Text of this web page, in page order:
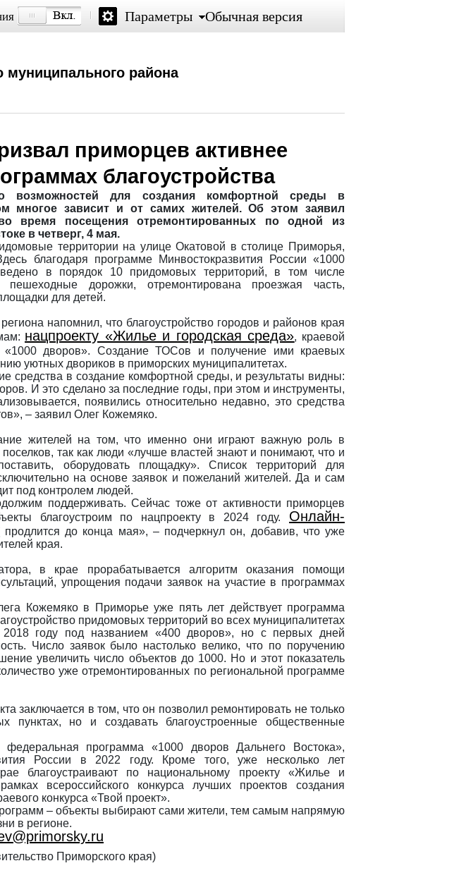
Параметры Обычная версия
муниципального района
приморцев активнее
благоустройства
возможностей для создания комфортной среды в
многое зависит и от самих жителей. Об этом заявил
время посещения отремонтированных по одной из
в четверг, 4 мая.
территории на улице Окатовой в столице Приморья,
благодаря программе Минвостокразвития России «1000
в порядок 10 придомовых территорий, в том числе
пешеходные дорожки, отремонтирована проезжая часть,
для детей.
напомнил, что благоустройство городов и районов края
нацпроекту «Жилье и городская среда», краевой
«1000 дворов». Создание ТОСов и получение ими краевых
уютных двориков в приморских муниципалитетах.
средства в создание комфортной среды, и результаты видны:
И это сделано за последние годы, при этом и инструменты,
появились относительно недавно, это средства
– заявил Олег Кожемяко.
жителей на том, что именно они играют важную роль в
поселков, так как люди «лучше властей знают и понимают, что и
оборудовать площадку». Список территорий для
на основе заявок и пожеланий жителей. Да и сам
под контролем людей.
поддерживать. Сейчас тоже от активности приморцев
благоустроим по нацпроекту в 2024 году. Онлайн-
продлится до конца мая», – подчеркнул он, добавив, что уже
края.
в крае прорабатывается алгоритм оказания помощи
упрощения подачи заявок на участие в программах
Кожемяко в Приморье уже пять лет действует программа
придомовых территорий во всех муниципалитетах
2018 году под названием «400 дворов», но с первых дней
Число заявок было настолько велико, что по поручению
увеличить число объектов до 1000. Но и этот показатель
уже отремонтированных по региональной программе
заключается в том, что он позволил ремонтировать не только
пунктах, но и создавать благоустроенные общественные
программа «1000 дворов Дальнего Востока»,
России в 2022 году. Кроме того, уже несколько лет
благоустраивают по национальному проекту «Жилье и
всероссийского конкурса лучших проектов создания
конкурса «Твой проект».
– объекты выбирают сами жители, тем самым напрямую
в регионе.
Приморского края)